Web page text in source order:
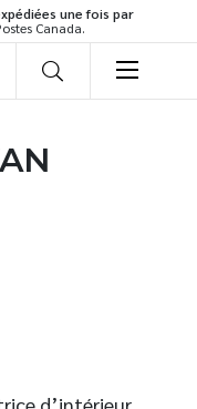
une fois par
Canada.